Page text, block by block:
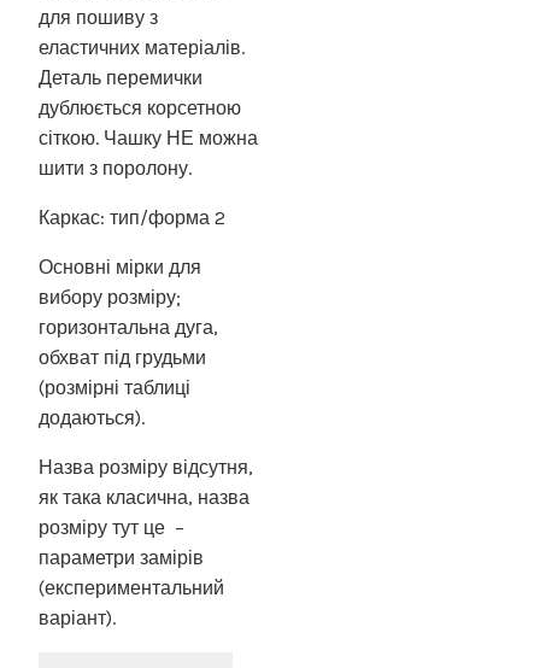
для пошиву з
еластичних матеріалів.
Деталь перемички
дублюється корсетною
сіткою. Чашку НЕ можна
шити з поролону.
Каркас: тип/форма 2
Основні мірки для
вибору розміру;
горизонтальна дуга,
обхват під грудьми
(розмірні таблиці
додаються).
Назва розміру відсутня,
як така класична, назва
розміру тут це –
параметри замірів
(експериментальний
варіант).